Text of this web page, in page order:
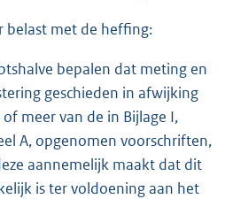
belast met de heffing:
bepalen dat meting en
geschieden in afwijking
meer van de in Bijlage I,
A, opgenomen voorschriften,
aannemelijk maakt dat dit
is ter voldoening aan het